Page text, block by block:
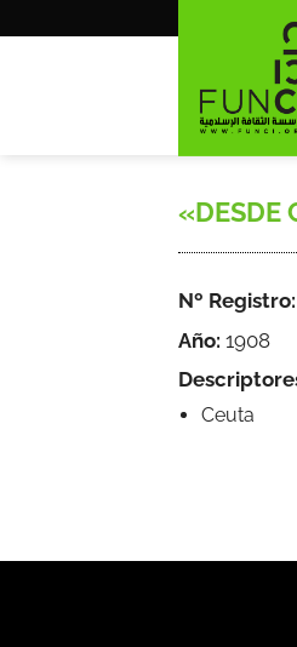
«DESDE
Nº Registro:
Año: 1908
Ceuta